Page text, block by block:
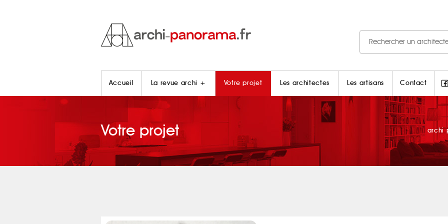
Accueil La revue archi + Votre projet Les architectes Les artisans Contact
Votre projet archi